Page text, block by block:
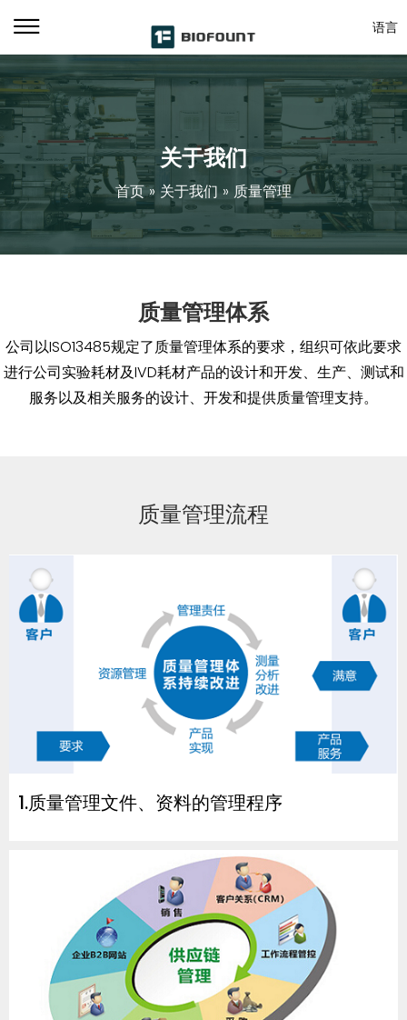
语言
关于我们
首页 » 关于我们 » 质量管理
质量管理体系
公司以ISO13485规定了质量管理体系的要求，组织可依此要求
进行公司实验耗材及IVD耗材产品的设计和开发、生产、测试和
服务以及相关服务的设计、开发和提供质量管理支持。
质量管理流程
1.质量管理文件、资料的管理程序